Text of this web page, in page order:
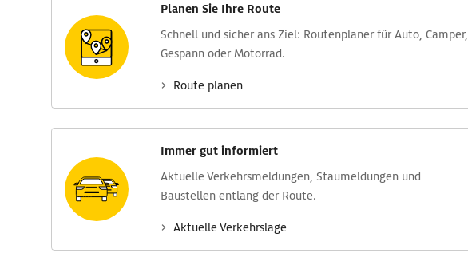
Planen Sie Ihre Route
Schnell und sicher ans Ziel: Routen­planer für Auto, Camper,
Gespann oder Motorrad.
Route planen
Immer gut informiert
Aktuelle Verkehrs­meldungen, Stau­meldungen und
Baustellen entlang der Route.
Aktuelle Verkehrs­lage